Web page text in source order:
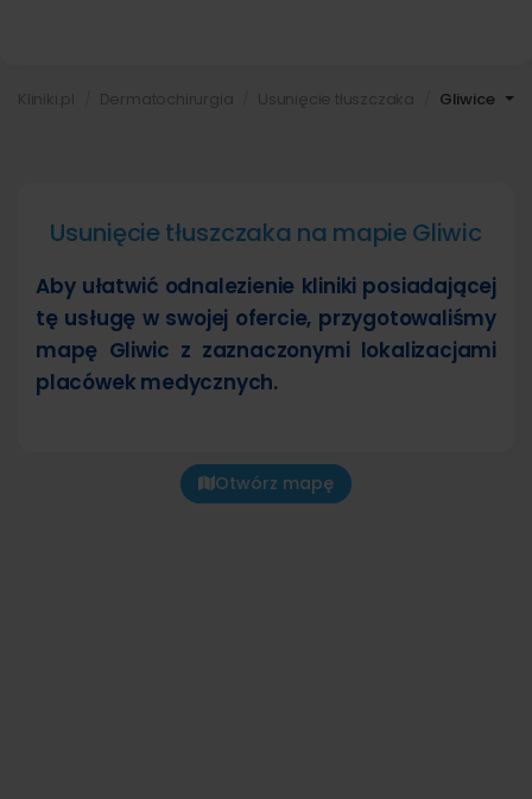
Gliwice
Usunięcie tłuszczaka na mapie Gliwic
Aby ułatwić odnalezienie kliniki posiadającej
tę usługę w swojej ofercie, przygotowaliśmy
mapę Gliwic z zaznaczonymi lokalizacjami
placówek medycznych.
Otwórz mapę